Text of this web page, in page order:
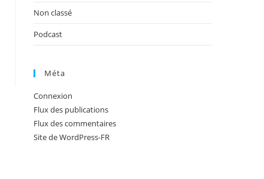
Non classé
Podcast
Méta
Connexion
Flux des publications
Flux des commentaires
Site de WordPress-FR